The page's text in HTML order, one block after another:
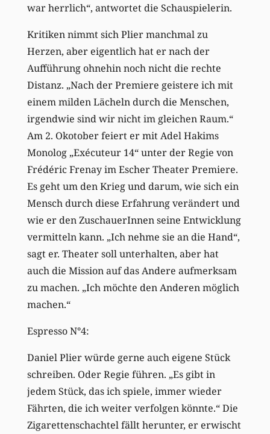
war herrlich“, antwortet die Schauspielerin.
Kritiken nimmt sich Plier manchmal zu
Herzen, aber eigentlich hat er nach der
Aufführung ohnehin noch nicht die rechte
Distanz. „Nach der Premiere geistere ich mit
einem milden Lächeln durch die Menschen,
irgendwie sind wir nicht im gleichen Raum.“
Am 2. Okotober feiert er mit Adel Hakims
Monolog „Exécuteur 14“ unter der Regie von
Frédéric Frenay im Escher Theater Premiere.
Es geht um den Krieg und darum, wie sich ein
Mensch durch diese Erfahrung verändert und
wie er den ZuschauerInnen seine Entwicklung
vermitteln kann. „Ich nehme sie an die Hand“,
sagt er. Theater soll unterhalten, aber hat
auch die Mission auf das Andere aufmerksam
zu machen. „Ich möchte den Anderen möglich
machen.“
Espresso N°4:
Daniel Plier würde gerne auch eigene Stück
schreiben. Oder Regie führen. „Es gibt in
jedem Stück, das ich spiele, immer wieder
Fährten, die ich weiter verfolgen könnte.“ Die
Zigarettenschachtel fällt herunter, er erwischt